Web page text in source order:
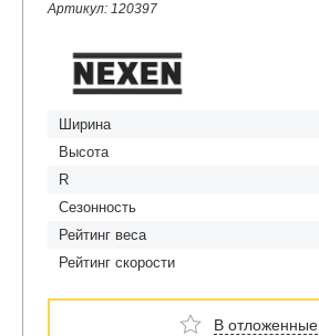
Артикул: 120397
Ширина
Высота
R
Сезонность
Рейтинг веса
Рейтинг скорости
В отложенные